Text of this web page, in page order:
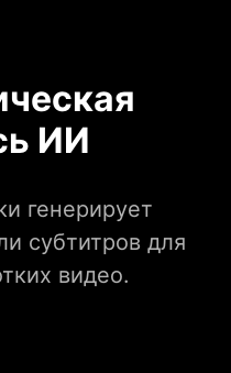
ИИ
генерирует
субтитров для
видео.